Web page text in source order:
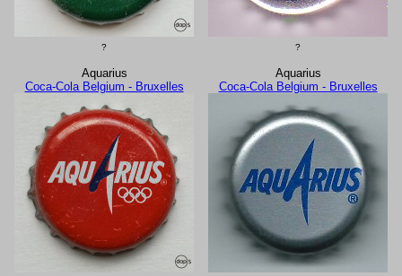
? ?
Aquarius
Coca-Cola Belgium - Bruxelles
Aquarius
Coca-Cola Belgium - Bruxelles